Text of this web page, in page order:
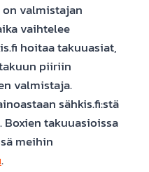
valmistajan
vaihtelee
hoitaa takuuasiat,
piiriin
valmistaja.
sähkis.fi:stä
takuuasioissa
meihin
.